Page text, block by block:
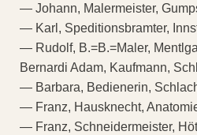
— Johann, Malermeister,
— Karl, Speditionsbramter,
— Rudolf, B.=B.=Maler,
Bernardi Adam, Kaufmann,
— Barbara, Bedienerin,
— Franz, Hausknecht,
— Franz, Schneidermeister,